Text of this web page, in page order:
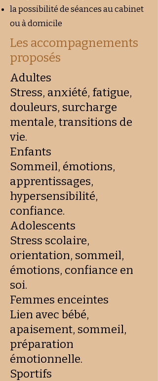
la possibilité de séances au cabinet
ou à domicile
Les accompagnements
proposés
Adultes
Stress, anxiété, fatigue,
douleurs, surcharge
mentale, transitions de
vie.
Enfants
Sommeil, émotions,
apprentissages,
hypersensibilité,
confiance.
Adolescents
Stress scolaire,
orientation, sommeil,
émotions, confiance en
soi.
Femmes enceintes
Lien avec bébé,
apaisement, sommeil,
préparation
émotionnelle.
Sportifs